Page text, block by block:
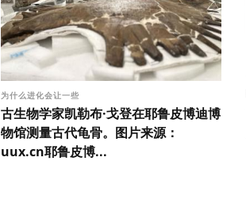
为什么进化会让一些
古生物学家凯勒布·戈登在耶鲁皮博迪博
物馆测量古代龟骨。图片来源：
uux.cn耶鲁皮博...